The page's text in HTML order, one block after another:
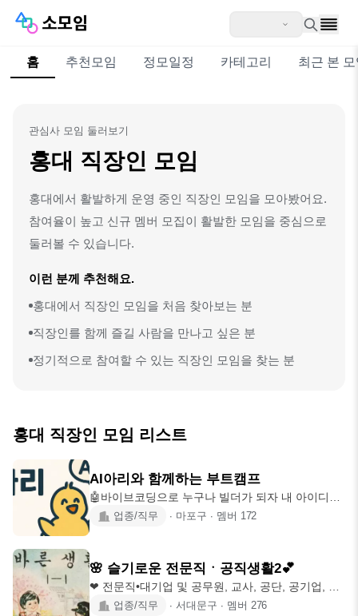
홈 추천모임 정모일정 카테고리 최근 본
관심사 모임 둘러보기
홍대 직장인 모임
홍대에서 활발하게 운영 중인 직장인 모임을 모아봤어요.
참여율이 높고 신규 멤버 모집이 활발한 모임을 중심으로
둘러볼 수 있습니다.
이런 분께 추천해요.
홍대에서 직장인 모임을 처음 찾아보는 분
직장인를 함께 즐길 사람을 만나고 싶은 분
정기적으로 참여할 수 있는 직장인 모임을 찾는 분
홍대 직장인 모임 리스트
AI아리와 함께하는 부트캠프
🤖바이브코딩으로 누구나 빌더가 되자 내 아이디어
를 딸깍하면 앱이 완성! 코딩 몰라도 OK, AI 관심만
서 배우기 - 스터디 내용 바이브코딩기초 > 코딩기
초> 실전팀프로젝트 > 수익 📍 신촌 / 홍대 / 여의도
🔥 모임 3일전 입금 필수 (환불요구시 환불과 함께
강퇴-안녕히가세요) 😔입금안할시 신청취소
업종/직무 ∙ 마포구 ∙ 멤버 172
🌸 슬기로운 전문직ㆍ공직생활2️💕
❤ 전문직•대기업 및 공무원, 교사, 공단, 공기업, 외
국계(정규직) 등에 근무하시는 분들을 위한 모임입
업종/직무 ∙ 서대문구 ∙ 멤버 276